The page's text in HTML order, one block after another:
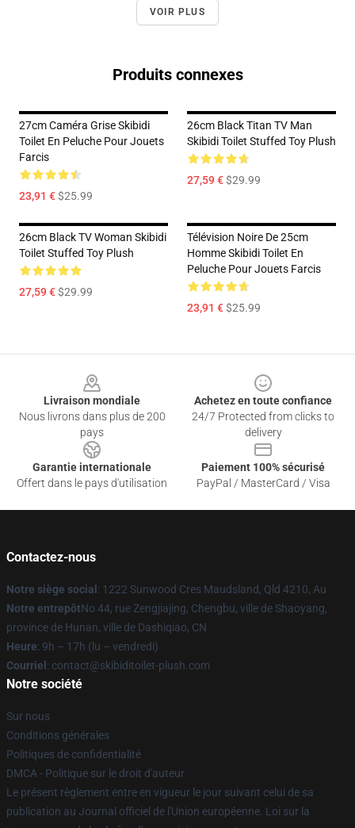
VOIR PLUS
Produits connexes
27cm Caméra Grise Skibidi
Toilet En Peluche Pour Jouets
Farcis
23,91 €$25.99
26cm Black Titan TV Man
Skibidi Toilet Stuffed Toy Plush
27,59 €$29.99
26cm Black TV Woman Skibidi
Toilet Stuffed Toy Plush
27,59 €$29.99
Télévision Noire De 25cm
Homme Skibidi Toilet En
Peluche Pour Jouets Farcis
23,91 €$25.99
Livraison mondiale
Nous livrons dans plus de 200
pays
Achetez en toute confiance
24/7 Protected from clicks to
delivery
Garantie internationale
Offert dans le pays d'utilisation
Paiement 100% sécurisé
PayPal / MasterCard / Visa
Contactez-nous
Notre siège social : 1222 Sunwood Cres Maudsland, Qld 4210, Au
Notre entrepôtNo 44, rue Zengjiajing, Chengbu, ville de Shaoyang,
province de Hunan, ville de Dashiqiao, CN
Heure: 9h – 17h (lu – vendredi)
Courriel : contact@skibiditoilet-plush.com
Notre société
Sur nous
Conditions générales
Politiques de confidentialité
DMCA - Politique sur le droit d'auteur
Le présent règlement entre en vigueur le jour suivant celui de sa
publication au Journal officiel de l'Union européenne. Loi sur la